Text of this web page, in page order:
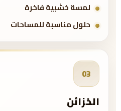
لمسة خشبية فاخرة
حلول مناسبة للمساحات
03
الخزائن